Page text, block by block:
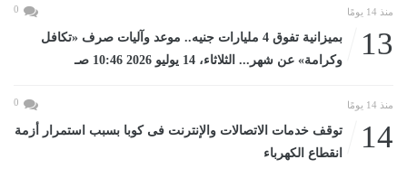
منذ 14 يومًا 0
13
بميزانية تفوق 4 مليارات جنيه.. موعد وآليات صرف «تكافل
وكرامة» عن شهر... الثلاثاء، 14 يوليو 2026 10:46 صـ
منذ 14 يومًا 0
14
توقف خدمات الاتصالات والإنترنت فى كوبا بسبب استمرار أزمة
انقطاع الكهرباء